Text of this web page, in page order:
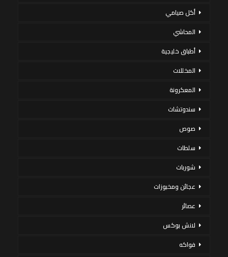
أكل صيامي
المحاشي
أطباق خليجية
المخللات
المعكرونة
سندوتشات
صوص
سلطات
شوربات
عجائن ومخبوزات
عصائر
لانش بوكس
فواكه